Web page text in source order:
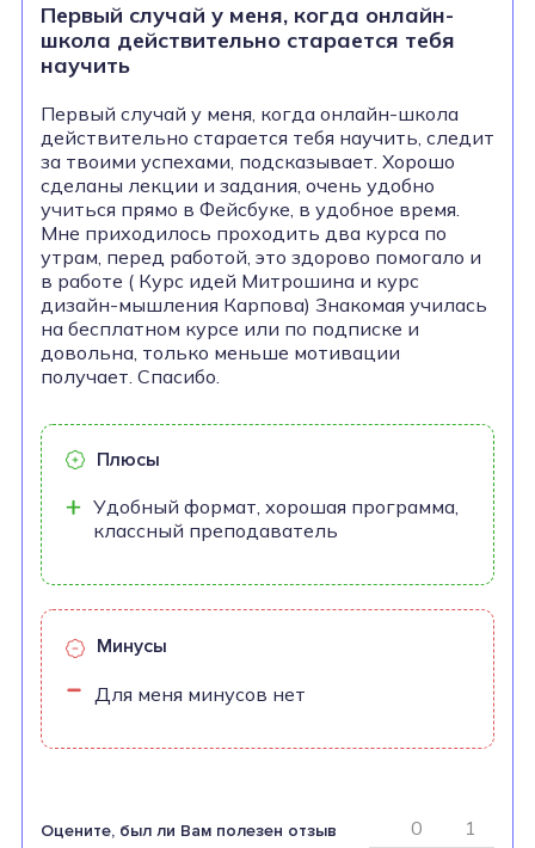
Первый случай у меня, когда онлайн-
школа действительно старается тебя
научить
Первый случай у меня, когда онлайн-школа
действительно старается тебя научить, следит
за твоими успехами, подсказывает. Хорошо
сделаны лекции и задания, очень удобно
учиться прямо в Фейсбуке, в удобное время.
Мне приходилось проходить два курса по
утрам, перед работой, это здорово помогало и
в работе ( Курс идей Митрошина и курс
дизайн-мышления Карпова) Знакомая училась
на бесплатном курсе или по подписке и
довольна, только меньше мотивации
получает. Спасибо.
Плюсы
Удобный формат, хорошая программа,
классный преподаватель
Минусы
Для меня минусов нет
Оцените, был ли Вам полезен отзыв 0 1